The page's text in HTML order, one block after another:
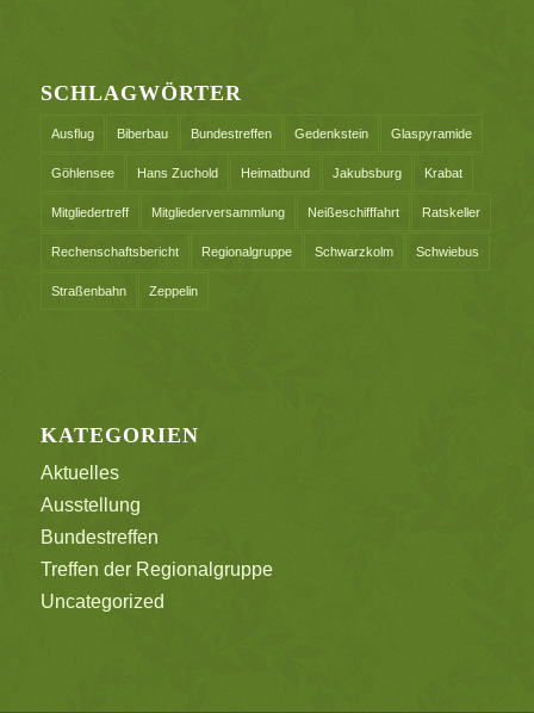
SCHLAGWÖRTER
Ausflug Biberbau Bundestreffen Gedenkstein Glaspyramide
Göhlensee Hans Zuchold Heimatbund Jakubsburg Krabat
Mitgliedertreff Mitgliederversammlung Neißeschifffahrt Ratskeller
Rechenschaftsbericht Regionalgruppe Schwarzkolm Schwiebus
Straßenbahn Zeppelin
KATEGORIEN
Aktuelles
Ausstellung
Bundestreffen
Treffen der Regionalgruppe
Uncategorized